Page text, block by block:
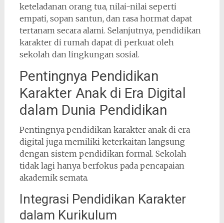
keteladanan orang tua, nilai-nilai seperti
empati, sopan santun, dan rasa hormat dapat
tertanam secara alami. Selanjutnya, pendidikan
karakter di rumah dapat di perkuat oleh
sekolah dan lingkungan sosial.
Pentingnya Pendidikan
Karakter Anak di Era Digital
dalam Dunia Pendidikan
Pentingnya pendidikan karakter anak di era
digital juga memiliki keterkaitan langsung
dengan sistem pendidikan formal. Sekolah
tidak lagi hanya berfokus pada pencapaian
akademik semata.
Integrasi Pendidikan Karakter
dalam Kurikulum